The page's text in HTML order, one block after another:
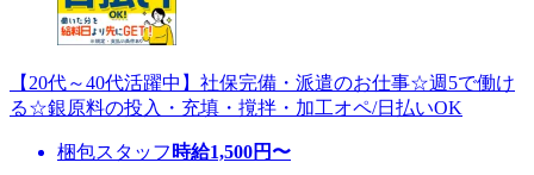
【20代～40代活躍中】社保完備・派遣のお仕事☆週5で働け
る☆銀原料の投入・充填・撹拌・加工オペ/日払いOK
梱包スタッフ 時給1,500円〜